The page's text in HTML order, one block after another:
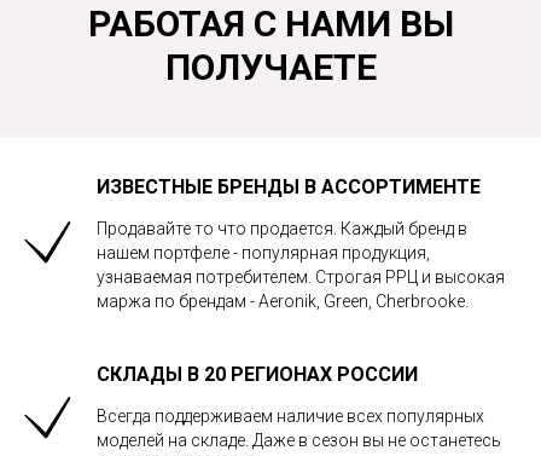
РАБОТАЯ С НАМИ ВЫ
ПОЛУЧАЕТЕ
ИЗВЕСТНЫЕ БРЕНДЫ В АССОРТИМЕНТЕ
Продавайте то что продается. Каждый бренд в
нашем портфеле - популярная продукция,
узнаваемая потребителем. Строгая РРЦ и высокая
маржа по брендам - Aeronik, Green, Cherbrooke.
СКЛАДЫ В 20 РЕГИОНАХ РОССИИ
Всегда поддерживаем наличие всех популярных
моделей на складе. Даже в сезон вы не останетесь